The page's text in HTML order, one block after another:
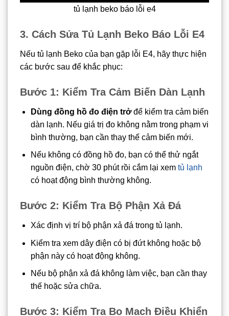
tủ lạnh beko báo lỗi e4
3. Cách Sửa Tủ Lạnh Beko Báo Lỗi E4
Nếu tủ lạnh Beko của bạn gặp lỗi E4, hãy thực hiện
các bước sau để khắc phục:
Bước 1: Kiểm Tra Cảm Biến Dàn Lạnh
Dùng đồng hồ đo điện trởđể kiểm tra cảm biến
dàn lạnh. Nếu giá trị đo không nằm trong phạm vi
bình thường, bạn cần thay thế cảm biến mới.
Nếu không có đồng hồ đo, bạn có thể thử ngắt
nguồn điện, chờ 30 phút rồi cắm lại xem tủ lạnh
có hoạt động bình thường không.
Bước 2: Kiểm Tra Bộ Phận Xả Đá
Xác định vị trí bộ phận xả đá trong tủ lạnh.
Kiểm tra xem dây điện có bị đứt không hoặc bộ
phận này có hoạt động không.
Nếu bộ phận xả đá không làm việc, bạn cần thay
thế hoặc sửa chữa.
Bước 3: Kiểm Tra Bo Mạch Điều Khiển